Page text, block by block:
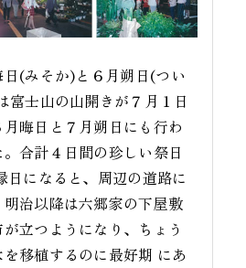
(みそか)と６月朔日(つい
富士山の山開きが７月１日
晦日と７月朔日にも行わ
合計４日間の珍しい祭日
日になると、周辺の道路に
治以降は六郷家の下屋敷
立つようになり、ちょう
移植するのに最好期 にあ